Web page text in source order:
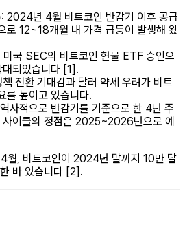
: 2024년 4월 비트코인 반감기 이후 공급
로 12~18개월 내 가격 급등이 발생해 왔
국 SEC의 비트코인 현물 ETF 승인으
되었습니다 [1].
전환 기대감과 달러 약세 우려가 비트
를 높이고 있습니다.
사적으로 반감기를 기준으로 한 4년 주
사이클의 정점은 2025~2026년으로 예
월, 비트코인이 2024년 말까지 10만 달
바 있습니다 [2].